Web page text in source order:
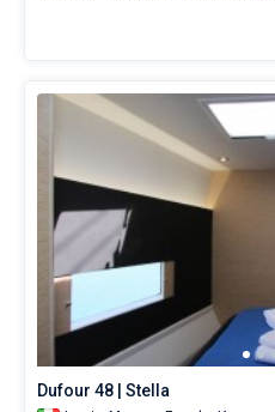
Dufour 48 | Stella